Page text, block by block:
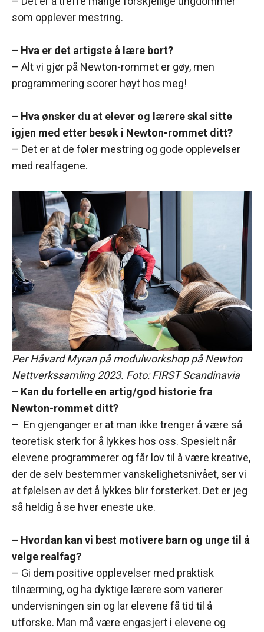
som opplever mestring.
– Hva er det artigste å lære bort?
– Alt vi gjør på Newton-rommet er gøy, men
programmering scorer høyt hos meg!
– Hva ønsker du at elever og lærere skal sitte
igjen med etter besøk i Newton-rommet ditt?
– Det er at de føler mestring og gode opplevelser
med realfagene.
Per Håvard Myran på modulworkshop på Newton
Nettverkssamling 2023. Foto: FIRST Scandinavia
– Kan du fortelle en artig/god historie fra
Newton-rommet ditt?
– En gjenganger er at man ikke trenger å være så
teoretisk sterk for å lykkes hos oss. Spesielt når
elevene programmerer og får lov til å være kreative,
der de selv bestemmer vanskelighetsnivået, ser vi
at følelsen av det å lykkes blir forsterket. Det er jeg
så heldig å se hver eneste uke.
– Hvordan kan vi best motivere barn og unge til å
velge realfag?
– Gi dem positive opplevelser med praktisk
tilnærming, og ha dyktige lærere som varierer
undervisningen sin og lar elevene få tid til å
utforske. Man må være engasjert i elevene og